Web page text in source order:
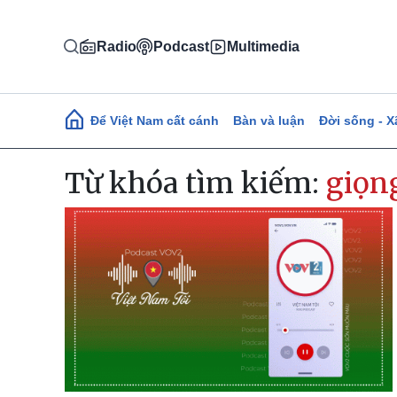
Radio Podcast Multimedia
Main navigation
Để Việt Nam cất cánh Bàn và luận Đời sống -
Từ khóa tìm kiếm: